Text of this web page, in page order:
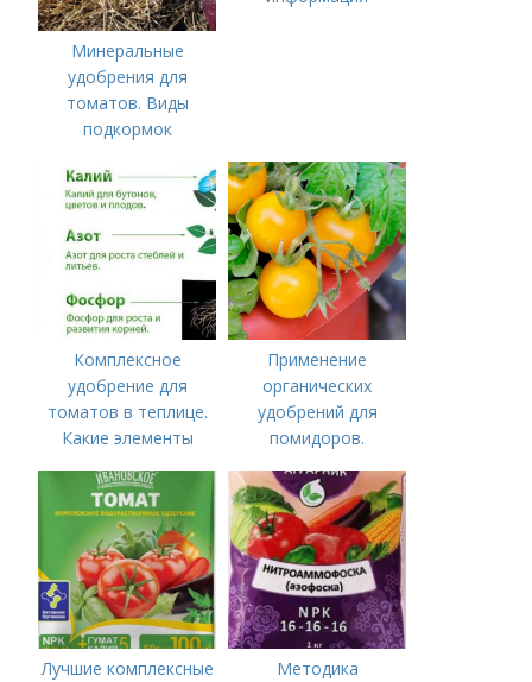
Минеральные
удобрения для
томатов. Виды
подкормок
Комплексное
удобрение для
томатов в теплице.
Какие элементы
особенности их
внесения
Применение
органических
удобрений для
помидоров.
удобрения для
томатов
Лучшие комплексные
Методика